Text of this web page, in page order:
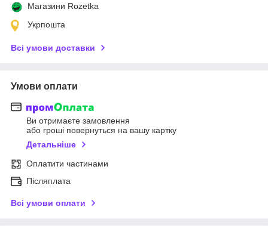
Магазини Rozetka
Укрпошта
Всі умови доставки
Умови оплати
Ви отримаєте замовлення
або гроші повернуться на вашу картку
Детальніше
Оплатити частинами
Післяплата
Всі умови оплати